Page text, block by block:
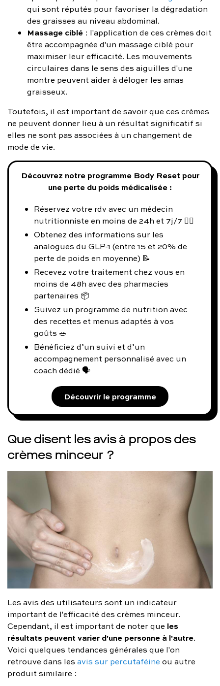
qui sont réputés pour favoriser la dégradation
des graisses au niveau abdominal.
Massage ciblé : l'application de ces crèmes doit
être accompagnée d'un massage ciblé pour
maximiser leur efficacité. Les mouvements
circulaires dans le sens des aiguilles d'une
montre peuvent aider à déloger les amas
graisseux.
Toutefois, il est important de savoir que ces crèmes
ne peuvent donner lieu à un résultat significatif si
elles ne sont pas associées à un changement de
mode de vie.
Découvrez notre programme Body Reset pour
une perte du poids médicalisée :
Réservez votre rdv avec un médecin
nutritionniste en moins de 24h et 7j/7 👨‍⚕️
Obtenez des informations sur les
analogues du GLP-1 (entre 15 et 20% de
perte de poids en moyenne) 📝
Recevez votre traitement chez vous en
moins de 48h avec des pharmacies
partenaires 📦
Suivez un programme de nutrition avec
des recettes et menus adaptés à vos
goûts 🥗
Bénéficiez d’un suivi et d’un
accompagnement personnalisé avec un
coach dédié 🗣️
Découvrir le programme
Que disent les avis à propos des
crèmes minceur ?
Les avis des utilisateurs sont un indicateur
important de l'efficacité des crèmes minceur.
Cependant, il est important de noter que les
résultats peuvent varier d'une personne à l'autre.
Voici quelques tendances générales que l'on
retrouve dans les avis sur percutaféine ou autre
produit similaire :